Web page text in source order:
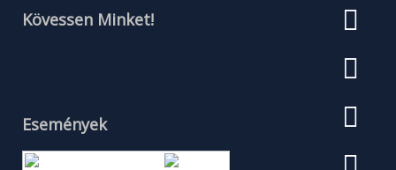
Kövessen Minket!
Események